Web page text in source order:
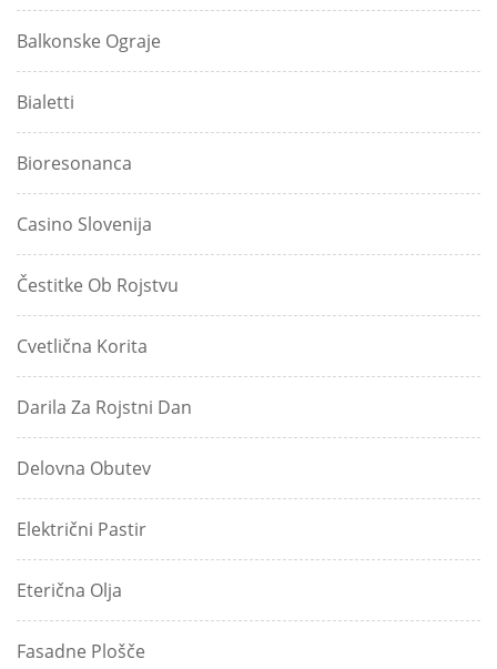
Balkonske Ograje
Bialetti
Bioresonanca
Casino Slovenija
Čestitke Ob Rojstvu
Cvetlična Korita
Darila Za Rojstni Dan
Delovna Obutev
Električni Pastir
Eterična Olja
Fasadne Plošče